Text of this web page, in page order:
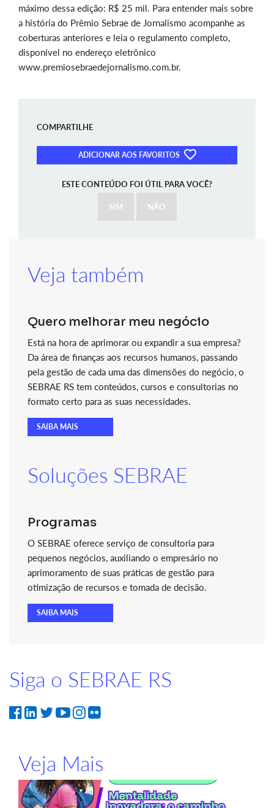
máximo dessa edição: R$ 25 mil. Para entender mais sobre
a história do Prêmio Sebrae de Jornalismo acompanhe as
coberturas anteriores e leia o regulamento completo,
disponível no endereço eletrônico
www.premiosebraedejornalismo.com.br.
COMPARTILHE
ADICIONAR AOS FAVORITOS
ESTE CONTEÚDO FOI ÚTIL PARA VOCÊ?
SIM NÃO
Veja também
Quero melhorar meu negócio
Está na hora de aprimorar ou expandir a sua empresa?
Da área de finanças aos recursos humanos, passando
pela gestão de cada uma das dimensões do negócio, o
SEBRAE RS tem conteúdos, cursos e consultorias no
formato certo para as suas necessidades.
SAIBA MAIS
Soluções SEBRAE
Programas
O SEBRAE oferece serviço de consultoria para
pequenos negócios, auxiliando o empresário no
aprimoramento de suas práticas de gestão para
otimização de recursos e tomada de decisão.
SAIBA MAIS
Siga o SEBRAE RS
Veja Mais